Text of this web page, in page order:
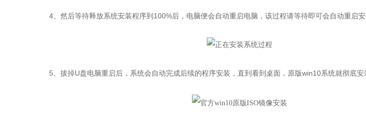
4 然后等待释放系统安装程序到100%后，电脑便会自动重启电脑，该过程请等待即可会自动重启安
5 、拔掉U盘电脑重启后，系统会自动完成后续的程序安装，直到看到桌面，原版win10系统就彻底安